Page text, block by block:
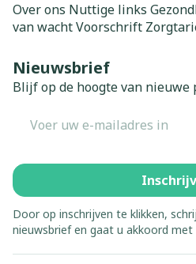
Over ons Nuttige links
van wachtVoorschrift
Nieuwsbrief
Blijf op de hoogte van nieuwe
Door op inschrijven te klikken,
nieuwsbrief en gaat u akkoord met